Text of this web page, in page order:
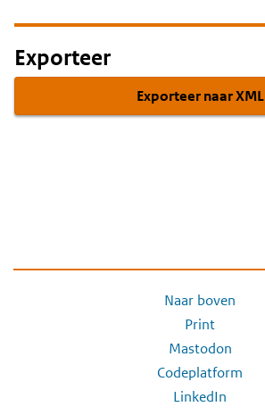
Exporteer
Exporteer naar XML
Naar boven
Print
Mastodon
Codeplatform
LinkedIn